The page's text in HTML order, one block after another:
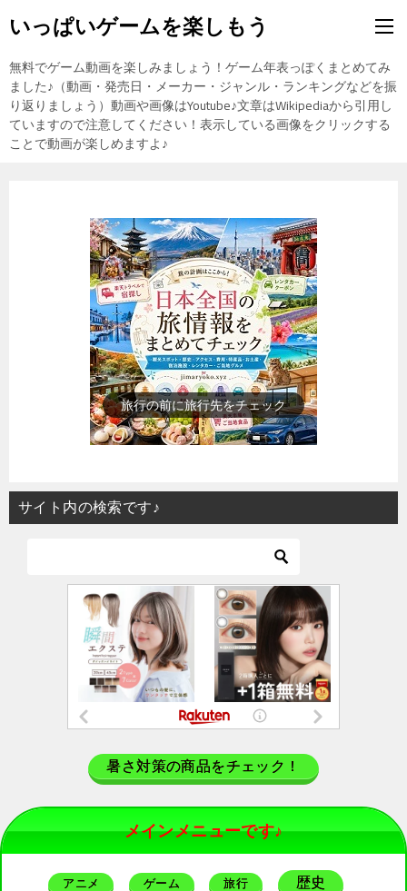
いっぱいゲームを楽しもう
無料でゲーム動画を楽しみましょう！ゲーム年表っぽくまとめてみ
ました♪（動画・発売日・メーカー・ジャンル・ランキングなどを振
り返りましょう）動画や画像はYoutube♪文章はWikipediaから引用し
ていますので注意してください！表示している画像をクリックする
ことで動画が楽しめますよ♪
歴史上の人物を動画で勉強
サイト内の検索です♪
暑さ対策の商品をチェック！
メインメニューです♪
アニメ ゲーム 旅行 歴史